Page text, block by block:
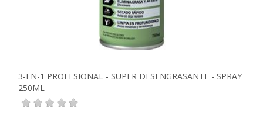
3-EN-1 PROFESIONAL - SUPER DESENGRASANTE - SPRAY
250ML